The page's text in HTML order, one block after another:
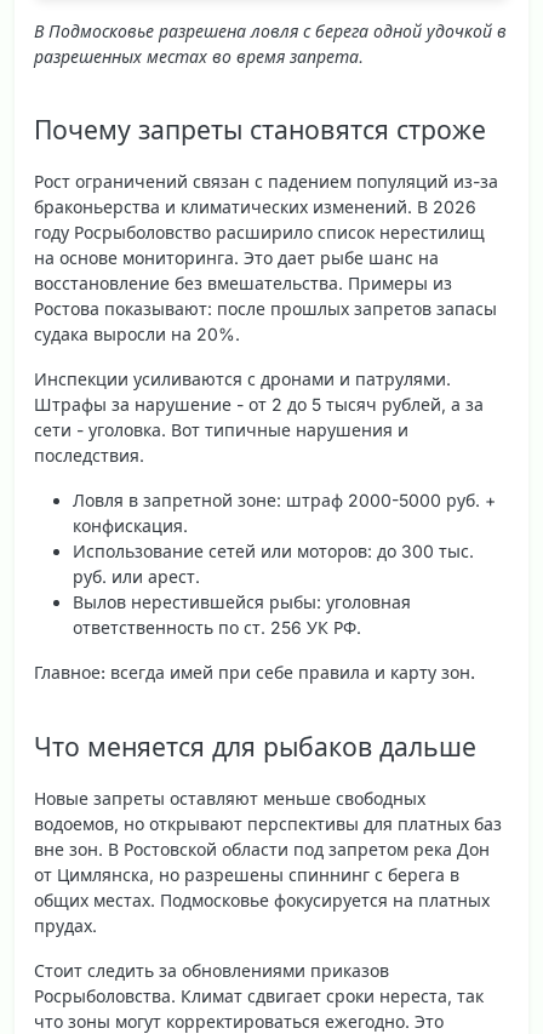
В Подмосковье разрешена ловля с берега одной удочкой в
разрешенных местах во время запрета.
Почему запреты становятся строже
Рост ограничений связан с падением популяций из-за
браконьерства и климатических изменений. В 2026
году Росрыболовство расширило список нерестилищ
на основе мониторинга. Это дает рыбе шанс на
восстановление без вмешательства. Примеры из
Ростова показывают: после прошлых запретов запасы
судака выросли на 20%.
Инспекции усиливаются с дронами и патрулями.
Штрафы за нарушение - от 2 до 5 тысяч рублей, а за
сети - уголовка. Вот типичные нарушения и
последствия.
Ловля в запретной зоне: штраф 2000-5000 руб. +
конфискация.
Использование сетей или моторов: до 300 тыс.
руб. или арест.
Вылов нерестившейся рыбы: уголовная
ответственность по ст. 256 УК РФ.
Главное: всегда имей при себе правила и карту зон.
Что меняется для рыбаков дальше
Новые запреты оставляют меньше свободных
водоемов, но открывают перспективы для платных баз
вне зон. В Ростовской области под запретом река Дон
от Цимлянска, но разрешены спиннинг с берега в
общих местах. Подмосковье фокусируется на платных
прудах.
Стоит следить за обновлениями приказов
Росрыболовства. Климат сдвигает сроки нереста, так
что зоны могут корректироваться ежегодно. Это